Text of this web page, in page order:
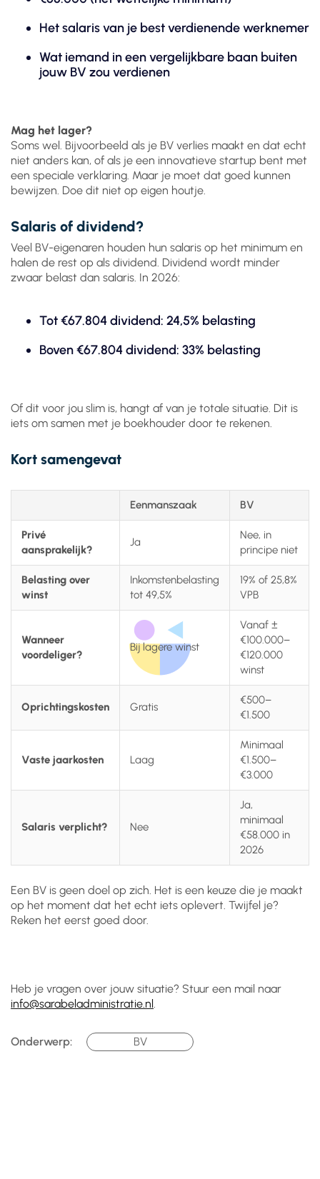
Het salaris van je best verdienende werknemer
Wat iemand in een vergelijkbare baan buiten
jouw BV zou verdienen
Mag het lager?
Soms wel. Bijvoorbeeld als je BV verlies maakt en dat echt
niet anders kan, of als je een innovatieve startup bent met
een speciale verklaring. Maar je moet dat goed kunnen
bewijzen. Doe dit niet op eigen houtje.
Salaris of dividend?
Veel BV-eigenaren houden hun salaris op het minimum en
halen de rest op als dividend. Dividend wordt minder
zwaar belast dan salaris. In 2026:
Tot €67.804 dividend: 24,5% belasting
Boven €67.804 dividend: 33% belasting
Of dit voor jou slim is, hangt af van je totale situatie. Dit is
iets om samen met je boekhouder door te rekenen.
Kort samengevat
Eenmanszaak BV
Privé
aansprakelijk?
Ja
Nee, in
principe niet
Belasting over
winst
Inkomstenbelasting
tot 49,5%
19% of 25,8%
VPB
Wanneer
voordeliger?
Bij lagere winst
Vanaf ±
€100.000–
€120.000
winst
Oprichtingskosten Gratis
€500–
€1.500
Vaste jaarkosten Laag
Minimaal
€1.500–
€3.000
Salaris verplicht? Nee
Ja,
minimaal
€58.000 in
2026
Een BV is geen doel op zich. Het is een keuze die je maakt
op het moment dat het echt iets oplevert. Twijfel je?
Reken het eerst goed door.
Heb je vragen over jouw situatie? Stuur een mail naar
info@sarabeladministratie.nl.
Onderwerp: BV